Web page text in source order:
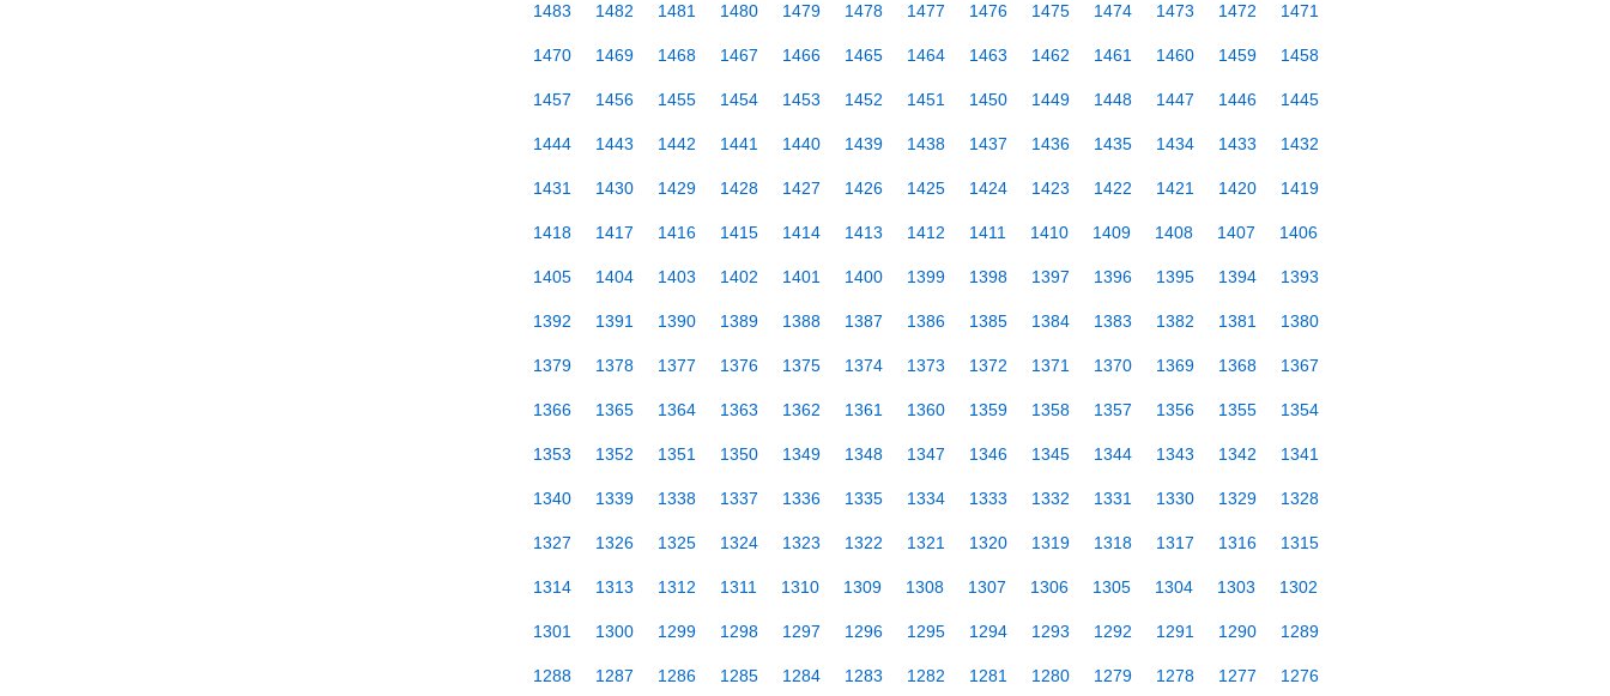
1483 1482 1481 1480 1479 1478 1477 1476 1475 1474 1473 1472 1471
1470 1469 1468 1467 1466 1465 1464 1463 1462 1461 1460 1459 1458
1457 1456 1455 1454 1453 1452 1451 1450 1449 1448 1447 1446 1445
1444 1443 1442 1441 1440 1439 1438 1437 1436 1435 1434 1433 1432
1431 1430 1429 1428 1427 1426 1425 1424 1423 1422 1421 1420 1419
1418 1417 1416 1415 1414 1413 1412 1411 1410 1409 1408 1407 1406
1405 1404 1403 1402 1401 1400 1399 1398 1397 1396 1395 1394 1393
1392 1391 1390 1389 1388 1387 1386 1385 1384 1383 1382 1381 1380
1379 1378 1377 1376 1375 1374 1373 1372 1371 1370 1369 1368 1367
1366 1365 1364 1363 1362 1361 1360 1359 1358 1357 1356 1355 1354
1353 1352 1351 1350 1349 1348 1347 1346 1345 1344 1343 1342 1341
1340 1339 1338 1337 1336 1335 1334 1333 1332 1331 1330 1329 1328
1327 1326 1325 1324 1323 1322 1321 1320 1319 1318 1317 1316 1315
1314 1313 1312 1311 1310 1309 1308 1307 1306 1305 1304 1303 1302
1301 1300 1299 1298 1297 1296 1295 1294 1293 1292 1291 1290 1289
1288 1287 1286 1285 1284 1283 1282 1281 1280 1279 1278 1277 1276